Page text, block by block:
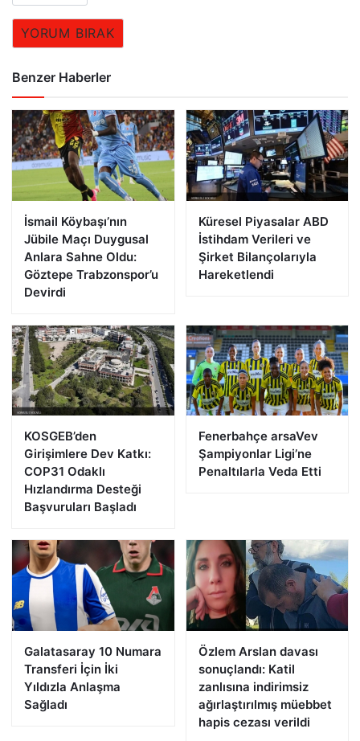
YORUM BIRAK
Benzer Haberler
İsmail Köybaşı’nın
Jübile Maçı Duygusal
Anlara Sahne Oldu:
Göztepe Trabzonspor’u
Devirdi
Küresel Piyasalar ABD
İstihdam Verileri ve
Şirket Bilançolarıyla
Hareketlendi
KOSGEB’den
Girişimlere Dev Katkı:
COP31 Odaklı
Hızlandırma Desteği
Başvuruları Başladı
Fenerbahçe arsaVev
Şampiyonlar Ligi’ne
Penaltılarla Veda Etti
Galatasaray 10 Numara
Transferi İçin İki
Yıldızla Anlaşma
Sağladı
Özlem Arslan davası
sonuçlandı: Katil
zanlısına indirimsiz
ağırlaştırılmış müebbet
hapis cezası verildi